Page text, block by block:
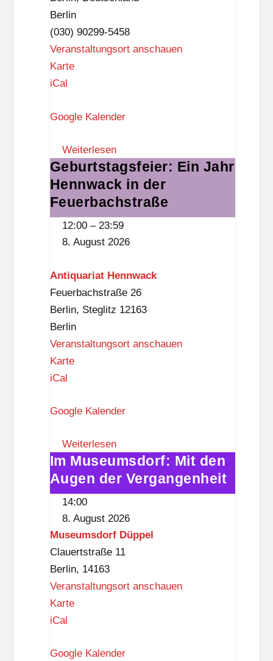
Berlin
(030) 90299-5458
Veranstaltungsort anschauen
KarteG
t
r
i
e
d
-
B
n
n
-
B
i
o
h
e
k
iCal
Google Kalender
Weiterlesen
Geburtstagsfeier:
Ein
Jahr
Hennwack
Geburtstagsfeier: Ein Jahr
Hennwack in der
Feuerbachstraße
12:00 – 23:59
8. August 2026
Antiquariat Hennwack
Feuerbachstraße 26
Berlin, Steglitz 12163
Berlin
Veranstaltungsort anschauen
KarteA
i
u
a
r
i
a
t
H
e
n
n
c
iCal
Google Kalender
Weiterlesen
Im
Museumsdorf:
Mit
Augen
der
Vergangenheit
Im Museumsdorf: Mit den
Augen der Vergangenheit
14:00
8. August 2026
Museumsdorf Düppel
Clauertstraße 11
Berlin, 14163
Veranstaltungsort anschauen
KarteM
e
iCal
Google Kalender